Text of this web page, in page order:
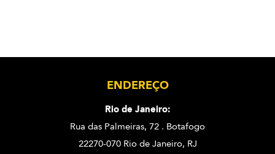
ENDEREÇO
Rio de Janeiro:
Rua das Palmeiras, 72 . Botafogo
22270-070 Rio de Janeiro, RJ